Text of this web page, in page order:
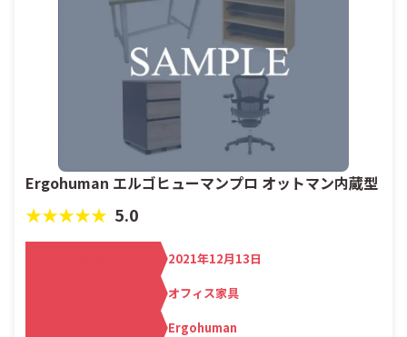
Ergohuman エルゴヒューマンプロ オットマン内蔵型
★★★★★ 5.0
2021年12月13日
オフィス家具
Ergohuman